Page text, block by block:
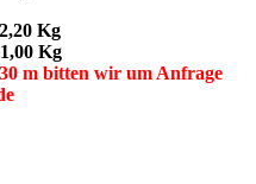
Kg
Kg
m bitten wir um Anfrage